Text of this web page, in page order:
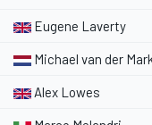
Eugene Laverty
Michael van der
Alex Lowes